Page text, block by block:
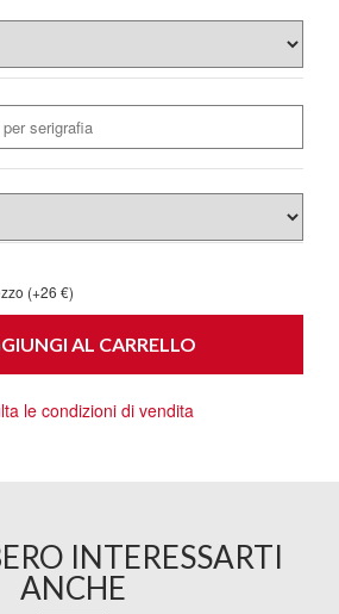
(+26 €)
AL CARRELLO
le condizioni di vendita
INTERESSARTI
ANCHE